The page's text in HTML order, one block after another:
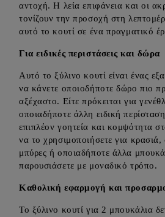
αντοχή. Η λεία επιφάνεια και οι
τονίζουν την προσοχή στη
αυτό το κουτί σε ένα πραγματικό
Για ειδικές περιστάσεις και δώρα
Αυτό το ξύλινο κουτί είναι ένας
να κάνετε οποιοδήποτε δώρο πιο
αξέχαστο. Είτε πρόκειται για
οποιαδήποτε άλλη ειδική
επιπλέον γοητεία και κομψότητα
να το χρησιμοποιήσετε για
μπύρες ή οποιαδήποτε άλλα
παρουσιάσετε με μοναδικό τρόπο.
Καθολική εφαρμογή και
Το ξύλινο κουτί για 2 μπουκάλια